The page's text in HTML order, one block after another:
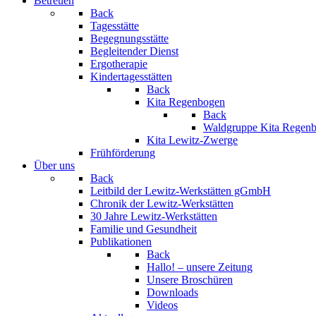
Back
Tagesstätte
Begegnungsstätte
Begleitender Dienst
Ergotherapie
Kindertagesstätten
Back
Kita Regenbogen
Back
Waldgruppe Kita
Kita Lewitz-Zwerge
Frühförderung
Über uns
Back
Leitbild der Lewitz-Werkstätten gGmbH
Chronik der Lewitz-Werkstätten
30 Jahre Lewitz-Werkstätten
Familie und Gesundheit
Publikationen
Back
Hallo! – unsere Zeitung
Unsere Broschüren
Downloads
Videos